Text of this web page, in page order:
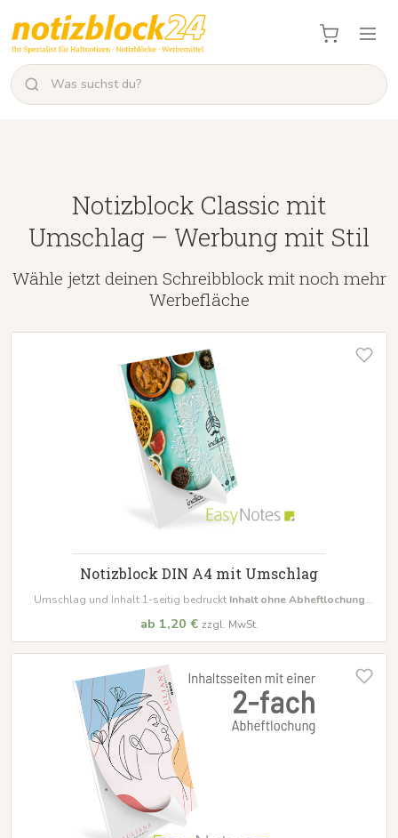
Notizblock Classic mit
Umschlag – Werbung mit Stil
Wähle jetzt deinen Schreibblock mit noch mehr
Werbefläche
Notizblock DIN A4 mit Umschlag
Umschlag und Inhalt 1-seitig bedruckt Inhalt ohne Abheftlochung
ab 1,20 € zzgl. MwSt.